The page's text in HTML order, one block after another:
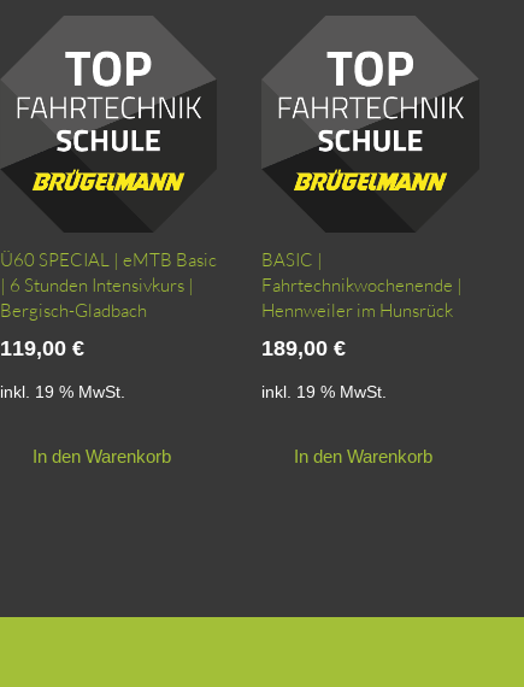
Ü60 SPECIAL | eMTB Basic
| 6 Stunden Intensivkurs |
Bergisch-Gladbach
119,00 €
inkl. 19 % MwSt.
In den Warenkorb
BASIC |
Fahrtechnikwochenende |
Hennweiler im Hunsrück
189,00€
inkl. 19 % MwSt.
In den Warenkorb